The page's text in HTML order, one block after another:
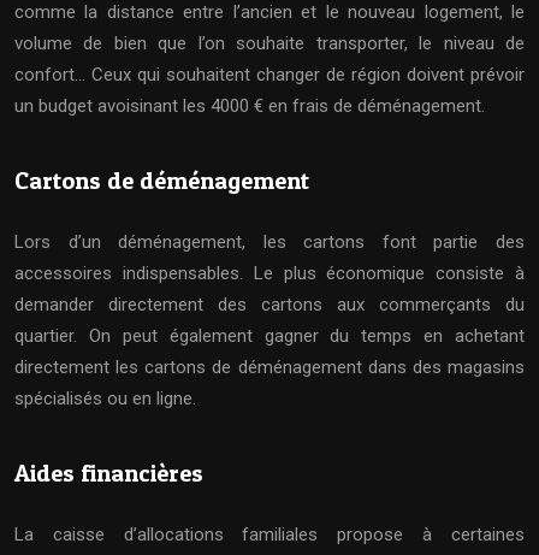
comme la distance entre l’ancien et le nouveau logement, le
volume de bien que l’on souhaite transporter, le niveau de
confort… Ceux qui souhaitent changer de région doivent prévoir
un budget avoisinant les 4000 € en frais de déménagement.
Cartons de déménagement
Lors d’un déménagement, les cartons font partie des
accessoires indispensables. Le plus économique consiste à
demander directement des cartons aux commerçants du
quartier. On peut également gagner du temps en achetant
directement les cartons de déménagement dans des magasins
spécialisés ou en ligne.
Aides financières
La caisse d’allocations familiales propose à certaines